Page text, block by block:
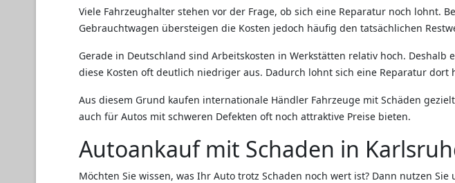
Viele Fahrzeughalter stehen vor der Frage, ob sich eine Reparatur noch lohnt.
Gebrauchtwagen übersteigen die Kosten jedoch häufig den tatsächlichen
Gerade in Deutschland sind Arbeitskosten in Werkstätten relativ hoch.
diese Kosten oft deutlich niedriger aus. Dadurch lohnt sich eine Reparatur dort
Aus diesem Grund kaufen internationale Händler Fahrzeuge mit Schäden
auch für Autos mit schweren Defekten oft noch attraktive Preise bieten.
Autoankauf mit Schaden in
Möchten Sie wissen, was Ihr Auto trotz Schaden noch wert ist? Dann nutzen